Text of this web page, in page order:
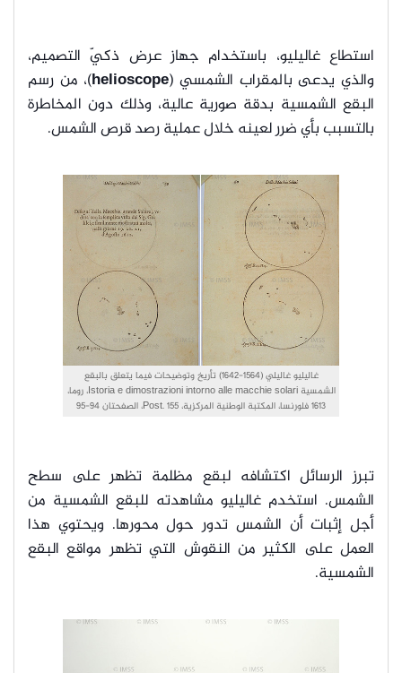
استطاع غاليليو، باستخدام جهاز عرض ذكيّ التصميم،
والذي يدعى بالمقراب الشمسي (helioscope)، من رسم
البقع الشمسية بدقة صورية عالية، وذلك دون المخاطرة
بالتسبب بأي ضرر لعينه خلال عملية رصد قرص الشمس.
غاليليو غاليلي (1564-1642) تأريخ وتوضيحات فيما يتعلق بالبقع
الشمسية Istoria e dimostrazioni intorno alle macchie solari، روما،
1613 فلورنسا، المكتبة الوطنية المركزية، Post. 155، الصفحتان 94-95
تبرز الرسائل اكتشافه لبقع مظلمة تظهر على سطح
الشمس. استخدم غاليليو مشاهدته للبقع الشمسية من
أجل إثبات أن الشمس تدور حول محورها. ويحتوي هذا
العمل على الكثير من النقوش التي تظهر مواقع البقع
الشمسية.